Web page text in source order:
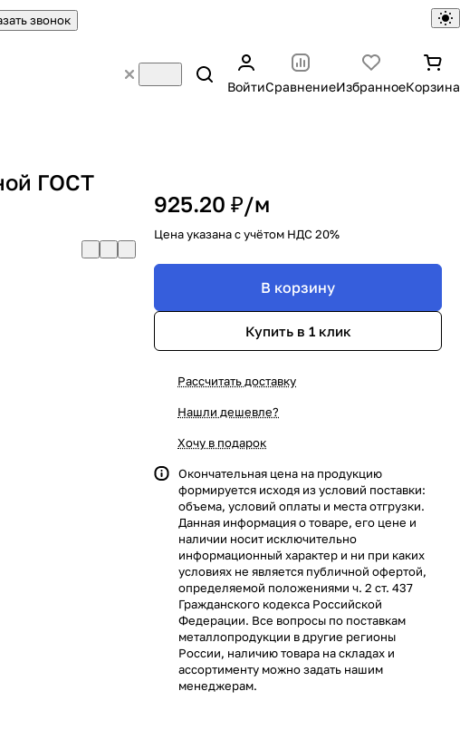
звонок
ВойтиСравнениеИзбранноеКорзина
ГОСТ
925.20 ₽/м
Цена указана с учётом НДС 20%
В корзину
Купить в 1 клик
Рассчитать доставку
Нашли дешевле?
Хочу в подарок
Окончательная цена на продукцию
формируется исходя из условий поставки:
объема, условий оплаты и места отгрузки.
Данная информация о товаре, его цене и
наличии носит исключительно
информационный характер и ни при каких
условиях не является публичной офертой,
определяемой положениями ч. 2 ст. 437
Гражданского кодекса Российской
Федерации. Все вопросы по поставкам
металлопродукции в другие регионы
России, наличию товара на складах и
ассортименту можно задать нашим
менеджерам.